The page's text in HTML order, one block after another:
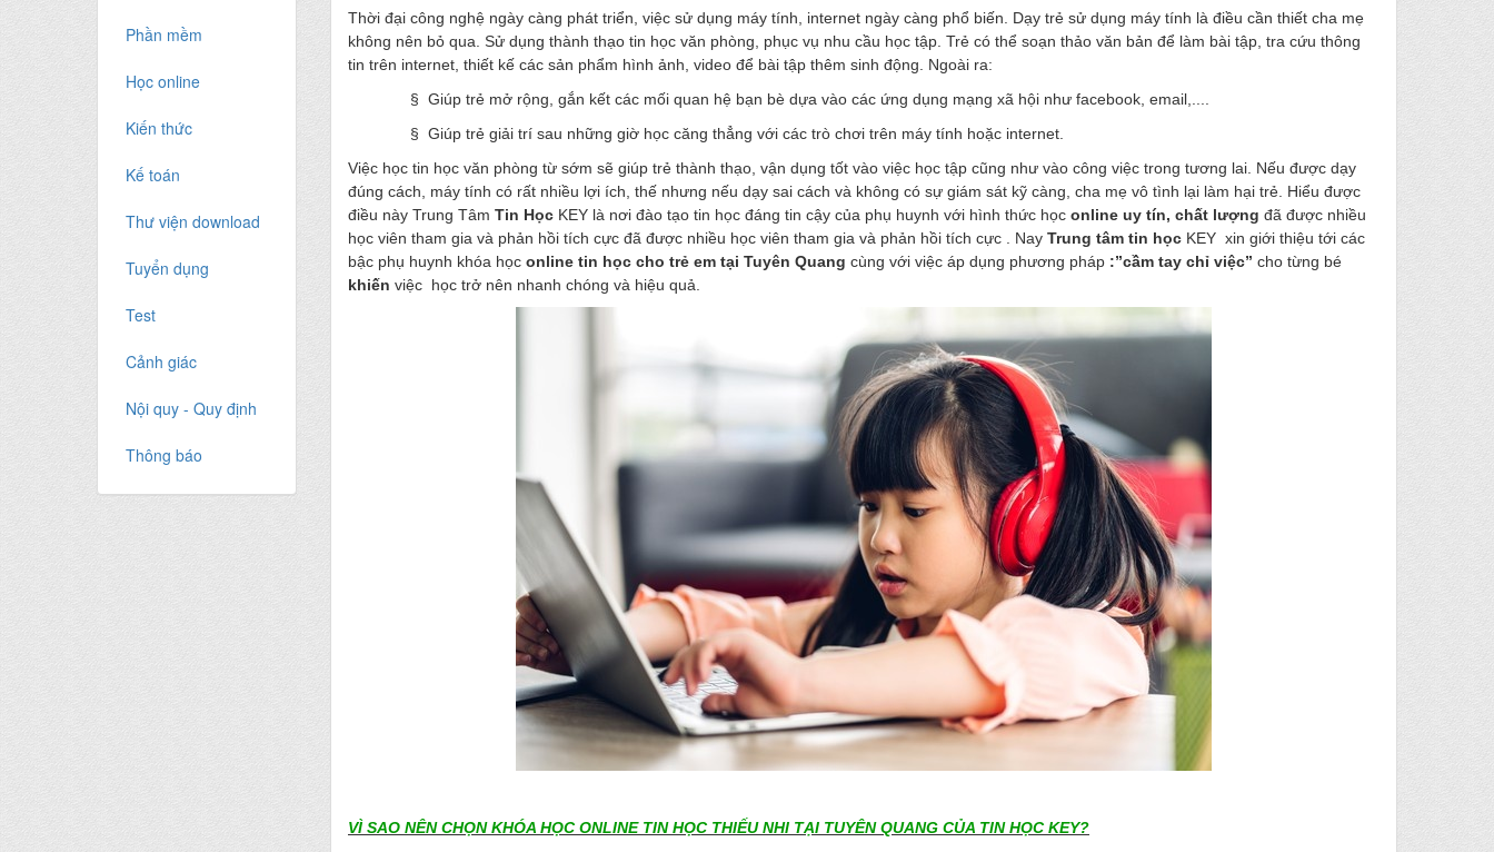
Phần mềm
Học online
Kiến thức
Kế toán
Thư viện download
Tuyển dụng
Test
Cảnh giác
Nội quy - Quy định
Thông báo
Thời đại công nghệ ngày càng phát triển, việc sử dụng máy tính, internet ngày càng phổ biến. Dạy trẻ sử dụng máy tính là điều cần thiết cha mẹ
không nên bỏ qua. Sử dụng thành thạo tin học văn phòng, phục vụ nhu cầu học tập. Trẻ có thể soạn thảo văn bản để làm bài tập, tra cứu thông
tin trên internet, thiết kế các sản phẩm hình ảnh, video để bài tập thêm sinh động. Ngoài ra:
§ Giúp trẻ mở rộng, gắn kết các mối quan hệ bạn bè dựa vào các ứng dụng mạng xã hội như facebook, email,....
§ Giúp trẻ giải trí sau những giờ học căng thẳng với các trò chơi trên máy tính hoặc internet.
Việc học tin học văn phòng từ sớm sẽ giúp trẻ thành thạo, vận dụng tốt vào việc học tập cũng như vào công việc trong tương lai. Nếu được dạy
đúng cách, máy tính có rất nhiều lợi ích, thế nhưng nếu dạy sai cách và không có sự giám sát kỹ càng, cha mẹ vô tình lại làm hại trẻ. Hiểu được
điều này Trung Tâm Tin Học KEY là nơi đào tạo tin học đáng tin cậy của phụ huynh với hình thức học online uy tín, chất lượng đã được nhiều
học viên tham gia và phản hồi tích cực đã được nhiều học viên tham gia và phản hồi tích cực . Nay Trung tâm tin học KEY xin giới thiệu tới các
bậc phụ huynh khóa học online tin học cho trẻ em tại Tuyên Quang cùng với việc áp dụng phương pháp :”cầm tay chỉ việc” cho từng bé
khiến việc học trở nên nhanh chóng và hiệu quả.
VÌ SAO NÊN CHỌN KHÓA HỌC ONLINE TIN HỌC THIẾU NHI TẠI TUYÊN QUANG CỦA TIN HỌC KEY?